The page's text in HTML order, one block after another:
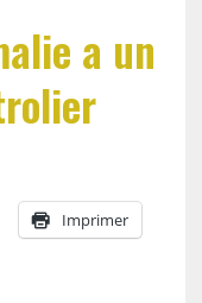
a un
Imprimer